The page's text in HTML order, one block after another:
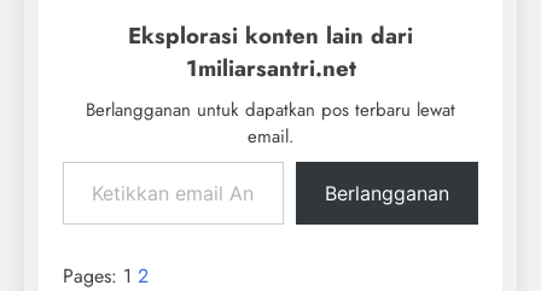
Eksplorasi konten lain dari
1miliarsantri.net
Berlangganan untuk dapatkan pos terbaru lewat
email.
Berlangganan
Pages: 1 2